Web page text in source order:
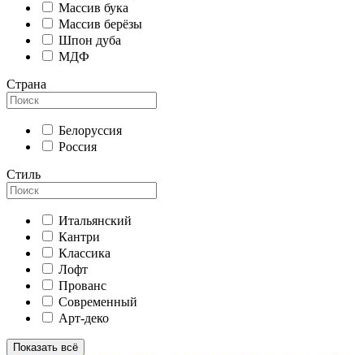
Массив бука
Массив берёзы
Шпон дуба
МДФ
Страна
Белоруссия
Россия
Стиль
Итальянский
Кантри
Классика
Лофт
Прованс
Современный
Арт-деко
Показать всё